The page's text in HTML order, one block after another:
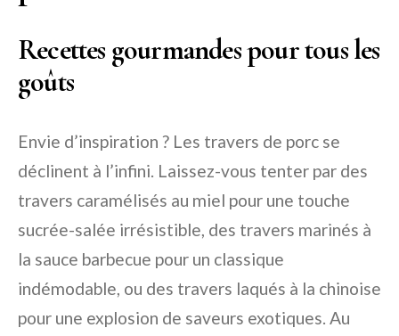
Recettes gourmandes pour tous les
goûts
Envie d’inspiration ? Les travers de porc se
déclinent à l’infini. Laissez-vous tenter par des
travers caramélisés au miel pour une touche
sucrée-salée irrésistible, des travers marinés à
la sauce barbecue pour un classique
indémodable, ou des travers laqués à la chinoise
pour une explosion de saveurs exotiques. Au